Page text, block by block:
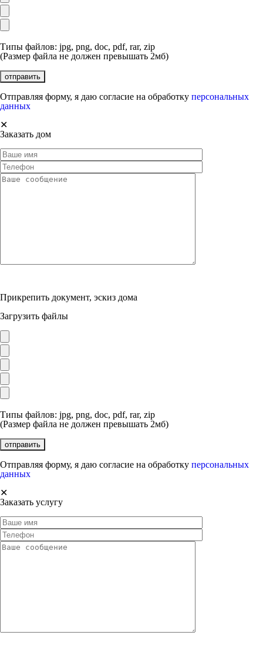
Типы файлов: jpg, png, doc, pdf, rar, zip
(Размер файла не должен превышать 2мб)
Отправляя форму, я даю согласие на обработку персональных
данных
✕
Заказать дом
Прикрепить документ, эскиз дома
Загрузить файлы
Типы файлов: jpg, png, doc, pdf, rar, zip
(Размер файла не должен превышать 2мб)
Отправляя форму, я даю согласие на обработку персональных
данных
✕
Заказать услугу